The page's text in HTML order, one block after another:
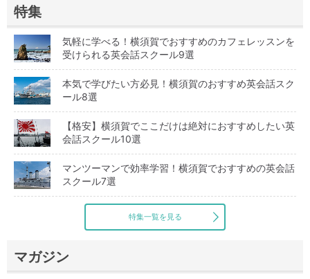
特集
気軽に学べる！横須賀でおすすめのカフェレッスンを
受けられる英会話スクール9選
本気で学びたい方必見！横須賀のおすすめ英会話スク
ール8選
【格安】横須賀でここだけは絶対におすすめしたい英
会話スクール10選
マンツーマンで効率学習！横須賀でおすすめの英会話
スクール7選
特集一覧を見る
マガジン